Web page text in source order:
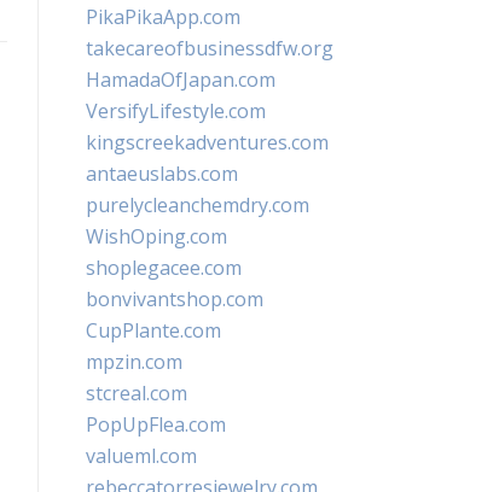
PikaPikaApp.com
takecareofbusinessdfw.org
HamadaOfJapan.com
VersifyLifestyle.com
kingscreekadventures.com
antaeuslabs.com
purelycleanchemdry.com
WishOping.com
shoplegacee.com
bonvivantshop.com
CupPlante.com
mpzin.com
stcreal.com
PopUpFlea.com
valueml.com